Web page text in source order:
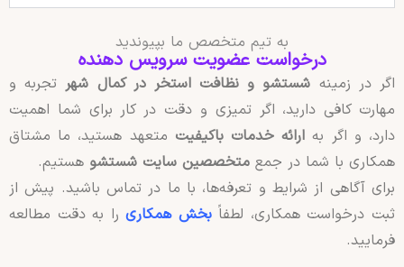
به تیم متخصص ما بپیوندید
درخواست عضویت سرویس دهنده
اگر در زمینه شستشو و نظافت استخر در کمال شهرتجربه و
مهارت کافی دارید، اگر تمیزی و دقت در کار برای شما اهمیت
دارد، و اگر به ارائه خدمات باکیفیتمتعهد هستید، ما مشتاق
همکاری با شما در جمع متخصصین سایت شستشوهستیم.
برای آگاهی از شرایط و تعرفه‌ها، با ما در تماس باشید. پیش از
ثبت درخواست همکاری، لطفاً بخش همکاریرا به دقت مطالعه
فرمایید.